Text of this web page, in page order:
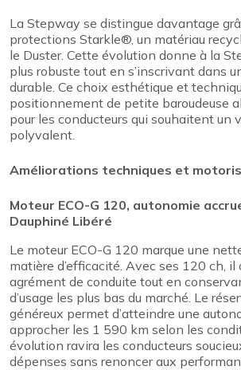
La Stepway se distingue davantage
protections Starkle®, un matériau
le Duster. Cette évolution donne à la
plus robuste tout en s’inscrivant dans
durable. Ce choix esthétique et
positionnement de petite baroudeuse
pour les conducteurs qui souhaitent un
polyvalent.
Améliorations techniques et
Moteur ECO-G 120, autonomie
Dauphiné Libéré
Le moteur ECO-G 120 marque une
matière d’efficacité. Avec ses 120 ch,
agrément de conduite tout en
d’usage les plus bas du marché. Le
généreux permet d’atteindre une
approcher les 1 590 km selon les
évolution ravira les conducteurs
dépenses sans renoncer aux